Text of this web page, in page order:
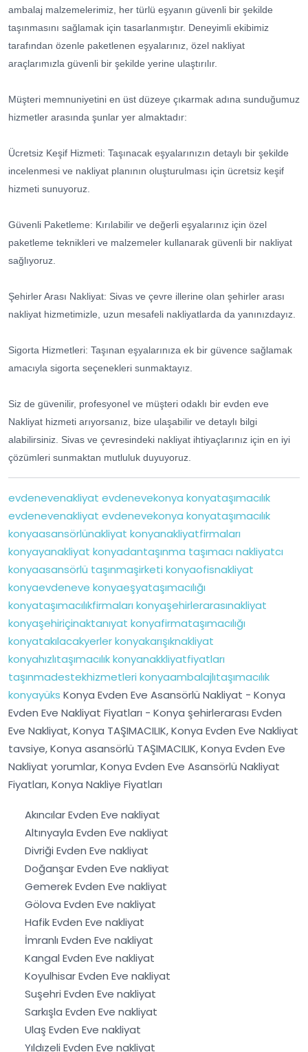
ambalaj malzemelerimiz, her türlü eşyanın güvenli bir şekilde
taşınmasını sağlamak için tasarlanmıştır. Deneyimli ekibimiz
tarafından özenle paketlenen eşyalarınız, özel nakliyat
araçlarımızla güvenli bir şekilde yerine ulaştırılır.
Müşteri memnuniyetini en üst düzeye çıkarmak adına sunduğumuz
hizmetler arasında şunlar yer almaktadır:
Ücretsiz Keşif Hizmeti: Taşınacak eşyalarınızın detaylı bir şekilde
incelenmesi ve nakliyat planının oluşturulması için ücretsiz keşif
hizmeti sunuyoruz.
Güvenli Paketleme: Kırılabilir ve değerli eşyalarınız için özel
paketleme teknikleri ve malzemeler kullanarak güvenli bir nakliyat
sağlıyoruz.
Şehirler Arası Nakliyat: Sivas ve çevre illerine olan şehirler arası
nakliyat hizmetimizle, uzun mesafeli nakliyatlarda da yanınızdayız.
Sigorta Hizmetleri: Taşınan eşyalarınıza ek bir güvence sağlamak
amacıyla sigorta seçenekleri sunmaktayız.
Siz de güvenilir, profesyonel ve müşteri odaklı bir evden eve
Nakliyat hizmeti arıyorsanız, bize ulaşabilir ve detaylı bilgi
alabilirsiniz. Sivas ve çevresindeki nakliyat ihtiyaçlarınız için en iyi
çözümleri sunmaktan mutluluk duyuyoruz.
evdenevenakliyat evdenevekonya konyataşımacılık
evdenevenakliyat evdenevekonya konyataşımacılık
konyaasansörlünakliyat konyanakliyatfirmaları
konyayanakliyat konyadantaşınma taşımacı nakliyatcı
konyaasansörlü taşınmaşirketi konyaofisnakliyat
konyaevdeneve konyaeşyataşımacılığı
konyataşımacılıkfirmaları konyaşehirlerarasınakliyat
konyaşehiriçinaktanıyat konyafirmataşımacılığı
konyatakılacakyerlerkonyakarışıknakliyat
konyahızlıtaşımacılıkkonyanakkliyatfiyatları
taşınmadestekhizmetleri konyaambalajlıtaşımacılık
konyayüks Konya Evden Eve Asansörlü Nakliyat - Konya
Evden Eve Nakliyat Fiyatları - Konya şehirlerarası Evden
Eve Nakliyat, Konya TAŞIMACILIK, Konya Evden Eve Nakliyat
tavsiye, Konya asansörlü TAŞIMACILIK, Konya Evden Eve
Nakliyat yorumlar, Konya Evden Eve Asansörlü Nakliyat
Fiyatları, Konya Nakliye Fiyatları
Akıncılar Evden Eve nakliyat
Altınyayla Evden Eve nakliyat
Divriği Evden Eve nakliyat
Doğanşar Evden Eve nakliyat
Gemerek Evden Eve nakliyat
Gölova Evden Eve nakliyat
Hafik Evden Eve nakliyat
İmranlı Evden Eve nakliyat
Kangal Evden Eve nakliyat
Koyulhisar Evden Eve nakliyat
Suşehri Evden Eve nakliyat
Sarkışla Evden Eve nakliyat
Ulaş Evden Eve nakliyat
Yıldızeli Evden Eve nakliyat